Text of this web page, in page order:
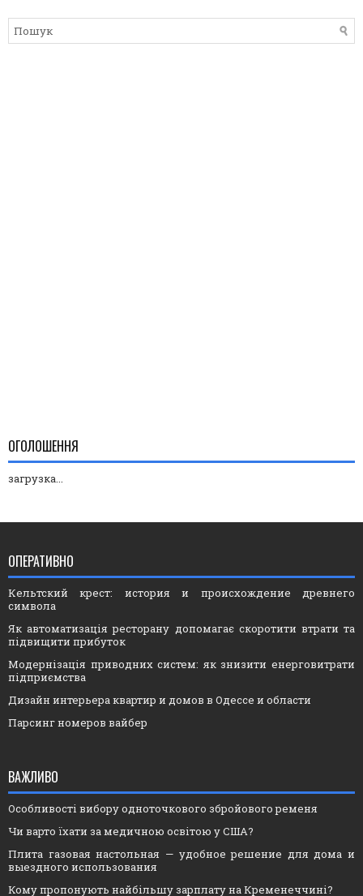
ОГОЛОШЕННЯ
загрузка...
ОПЕРАТИВНО
Кельтский крест: история и происхождение древнего
символа
Як автоматизація ресторану допомагає скоротити втрати та
підвищити прибуток
Модернізація приводних систем: як знизити енерговитрати
підприємства
Дизайн интерьера квартир и домов в Одессе и области
Парсинг номеров вайбер
ВАЖЛИВО
Особливості вибору одноточкового збройового ременя
Чи варто їхати за медичною освітою у США?
Плита газовая настольная — удобное решение для дома и
выездного использования
Кому пропонують найбільшу зарплату на Кременеччині?